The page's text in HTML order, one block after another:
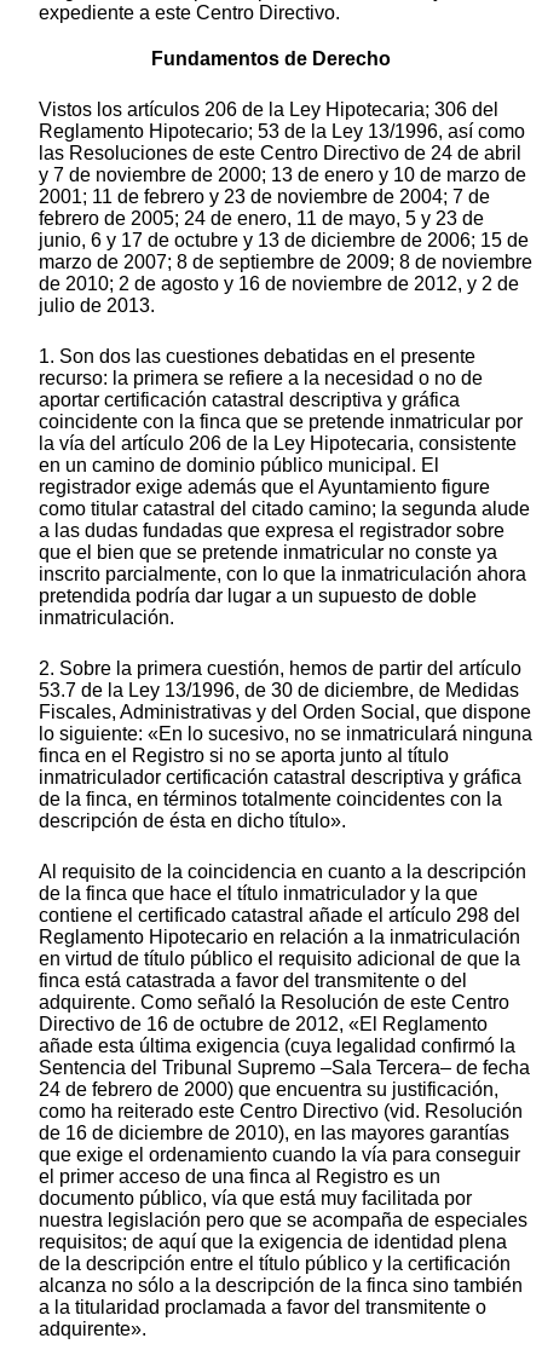
expediente a este Centro Directivo.
Fundamentos de Derecho
Vistos los artículos 206 de la Ley Hipotecaria; 306 del
Reglamento Hipotecario; 53 de la Ley 13/1996, así como
las Resoluciones de este Centro Directivo de 24 de abril
y 7 de noviembre de 2000; 13 de enero y 10 de marzo de
2001; 11 de febrero y 23 de noviembre de 2004; 7 de
febrero de 2005; 24 de enero, 11 de mayo, 5 y 23 de
junio, 6 y 17 de octubre y 13 de diciembre de 2006; 15 de
marzo de 2007; 8 de septiembre de 2009; 8 de noviembre
de 2010; 2 de agosto y 16 de noviembre de 2012, y 2 de
julio de 2013.
1. Son dos las cuestiones debatidas en el presente
recurso: la primera se refiere a la necesidad o no de
aportar certificación catastral descriptiva y gráfica
coincidente con la finca que se pretende inmatricular por
la vía del artículo 206 de la Ley Hipotecaria, consistente
en un camino de dominio público municipal. El
registrador exige además que el Ayuntamiento figure
como titular catastral del citado camino; la segunda alude
a las dudas fundadas que expresa el registrador sobre
que el bien que se pretende inmatricular no conste ya
inscrito parcialmente, con lo que la inmatriculación ahora
pretendida podría dar lugar a un supuesto de doble
inmatriculación.
2. Sobre la primera cuestión, hemos de partir del artículo
53.7 de la Ley 13/1996, de 30 de diciembre, de Medidas
Fiscales, Administrativas y del Orden Social, que dispone
lo siguiente: «En lo sucesivo, no se inmatriculará ninguna
finca en el Registro si no se aporta junto al título
inmatriculador certificación catastral descriptiva y gráfica
de la finca, en términos totalmente coincidentes con la
descripción de ésta en dicho título».
Al requisito de la coincidencia en cuanto a la descripción
de la finca que hace el título inmatriculador y la que
contiene el certificado catastral añade el artículo 298 del
Reglamento Hipotecario en relación a la inmatriculación
en virtud de título público el requisito adicional de que la
finca está catastrada a favor del transmitente o del
adquirente. Como señaló la Resolución de este Centro
Directivo de 16 de octubre de 2012, «El Reglamento
añade esta última exigencia (cuya legalidad confirmó la
Sentencia del Tribunal Supremo –Sala Tercera– de fecha
24 de febrero de 2000) que encuentra su justificación,
como ha reiterado este Centro Directivo (vid. Resolución
de 16 de diciembre de 2010), en las mayores garantías
que exige el ordenamiento cuando la vía para conseguir
el primer acceso de una finca al Registro es un
documento público, vía que está muy facilitada por
nuestra legislación pero que se acompaña de especiales
requisitos; de aquí que la exigencia de identidad plena
de la descripción entre el título público y la certificación
alcanza no sólo a la descripción de la finca sino también
a la titularidad proclamada a favor del transmitente o
adquirente».